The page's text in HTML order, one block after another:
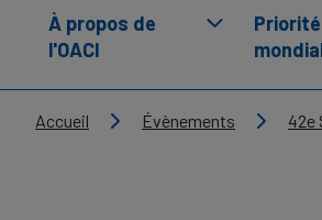
À propos de
l'OACI
Breadcrumb
Accueil Évènements 42e